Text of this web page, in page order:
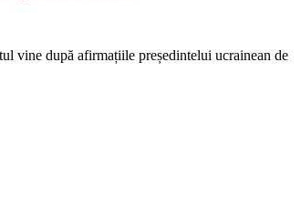
vine după afirmațiile președintelui ucrainean de